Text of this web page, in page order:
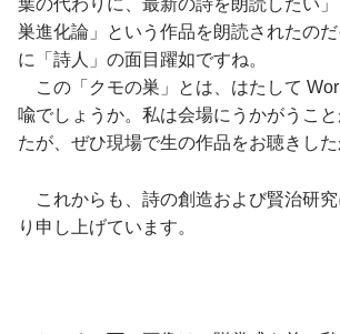
巣進化論」という作品を朗読されたの
に「詩人」の面目躍如ですね。
この「クモの巣」とは、はたして
喩でしょうか。私は会場にうかがうこ
たが、ぜひ現場で生の作品をお聴きした
これからも、詩の創造および賢治研
り申し上げています。